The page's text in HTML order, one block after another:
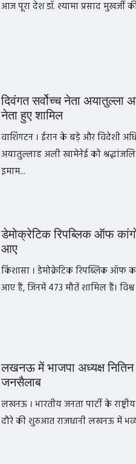
आज पूरा देश डॉ. श्यामा प्रसाद मुखर्जी
दिवंगत सर्वोच्च नेता
नेता हुए शामिल
वाशिंगटन । ईरान के बड़े और विदेशी
अयातुल्लाह अली खामेनेई को श्रद्धांजलि
इमाम...
डेमोक्रेटिक रिपब्लिक ऑफ
आए
किंशासा । डेमोक्रेटिक रिपब्लिक ऑफ
आए हैं, जिनमें 473 मौतें शामिल हैं।
लखनऊ में भाजपा अध्यक्ष नितिन
जनसैलाब
लखनऊ । भारतीय जनता पार्टी के
दौरे की शुरुआत राजधानी लखनऊ में भव्य